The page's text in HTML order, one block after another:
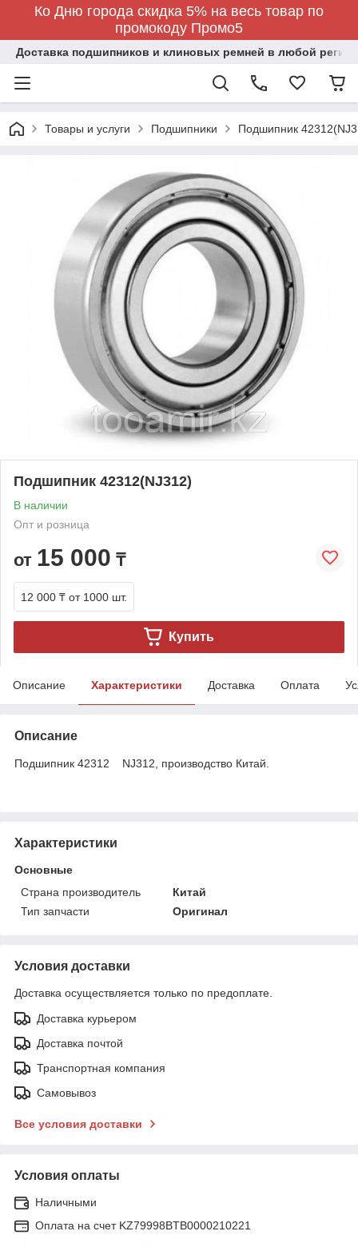
Ко Дню города скидка 5% на весь товар по
промокоду Промо5
Доставка подшипников и клиновых ремней в любой регион
Товары и услуги Подшипники Подшипник
Подшипник 42312(NJ312)
В наличии
Опт и розница
от 15 000 ₸
12 000 ₸ от 1000 шт.
Купить
Описание Характеристики Доставка Оплата
Описание
Подшипник 42312 NJ312, производство Китай.
Характеристики
Основные
Страна производитель
Китай
Тип запчасти
Оригинал
Условия доставки
Доставка осуществляется только по предоплате.
Доставка курьером
Доставка почтой
Транспортная компания
Самовывоз
Все условия доставки
Условия оплаты
Наличными
Оплата на счет KZ79998BTB0000210221